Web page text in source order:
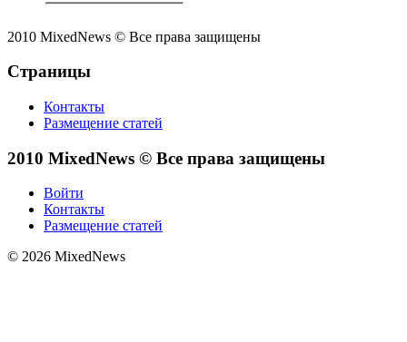
2010 MixedNews © Все права защищены
Страницы
Контакты
Размещение статей
2010 MixedNews © Все права защищены
Войти
Контакты
Размещение статей
© 2026 MixedNews